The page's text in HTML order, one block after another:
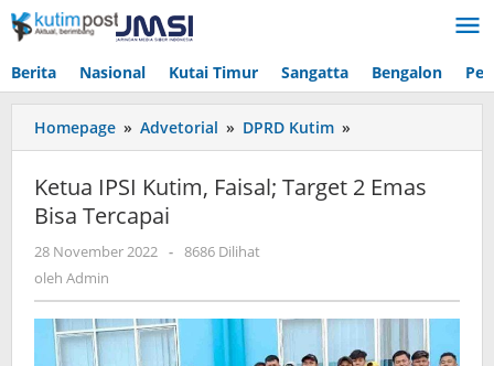
Lewati
ke
Berita Nasional Kutai Timur Sangatta Bengalon
Homepage » Advetorial » DPRD Kutim »
IPSI
Faisal;
Ketua IPSI Kutim, Faisal; Target 2 Emas
Bisa Tercapai
28 November 2022 oleh
- 8686 Dilihat
oleh Admin